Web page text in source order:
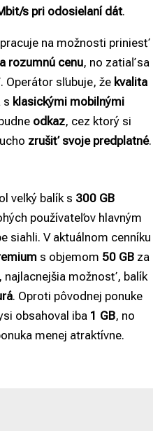
s pri odosielaní dát.
na možnosti priniesť
rozumnú cenu, no zatiaľ sa
Operátor sľubuje, že kvalita
s klasickými mobilnými
odkaz, cez ktorý si
zrušiť svoje predplatné.
veľký balík s 300 GB
používateľov hlavným
siahli. V aktuálnom cenníku
s objemom 50 GB za
najlacnejšia možnosť, balík
. Oproti pôvodnej ponuke
obsahoval iba 1 GB, no
menej atraktívne.